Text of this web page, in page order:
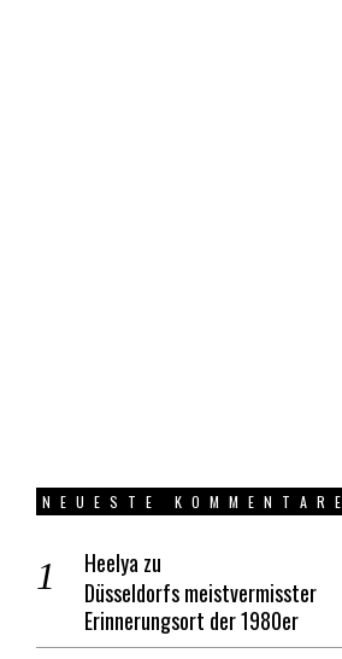
NEUESTE KOMMENTARE
Heelya zu
Düsseldorfs meistvermisster
Erinnerungsort der 1980er